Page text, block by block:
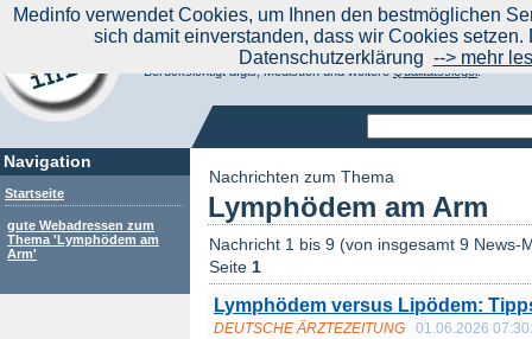
Navigation
Startseite
gute Webadressen zum
Thema 'Lymphödem am
Arm'
Aktuelle Nachrichten|
Suchen Sie noch oder Finden Sie schon?
Medinfo.de - Meta-Portal für Gesundheitsthemen
Berücksichtigt afgis, Medisuch und weitereQualitätssiegel.
Nachrichten zum Thema
Lymphödem am Arm
Nachricht 1 bis 9 (von insgesamt 9 News-
Seite 1
Lymphödem versus Lipödem:
DEUTSCHE ÄRZTEZEITUNG 01.06.2026
Medinfo verwendet Cookies, um Ihnen den bestmöglichen
sich damit einverstanden, dass wir Cookies
Datenschutzerklärung --> mehr